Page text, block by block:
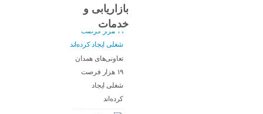
بازاریابی و
خدمات
تعاونی‌های همدان
۱۹ هزار فرصت
شغلی ایجاد
کرده‌اند